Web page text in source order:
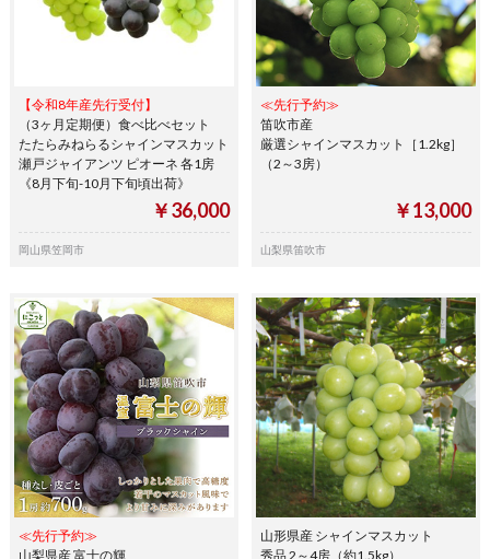
【令和8年産先行受付】
（3ヶ月定期便）食べ比べセット
たたらみねらるシャインマスカット
瀬戸ジャイアンツ ピオーネ 各1房
《8月下旬-10月下旬頃出荷》
￥36,000
岡山県笠岡市
≪先行予約≫
笛吹市産
厳選シャインマスカット［1.2kg］
（2～3房）
￥13,000
山梨県笛吹市
≪先行予約≫
山梨県産 富士の輝
山形県産 シャインマスカット
秀品 2～4房（約1.5kg）